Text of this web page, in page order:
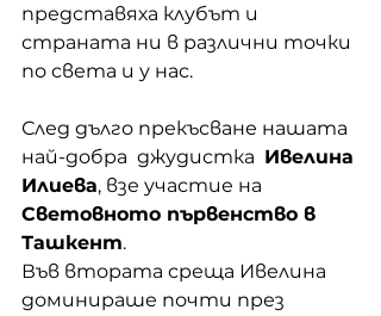
представяха клубът и
страната ни в различни точки
по света и у нас.
След дълго прекъсване нашата
най-добра  джудистка Ивелина
Илиева, взе участие на
Световното първенство в
Ташкент.
Във втората среща Ивелина
доминираше почти през